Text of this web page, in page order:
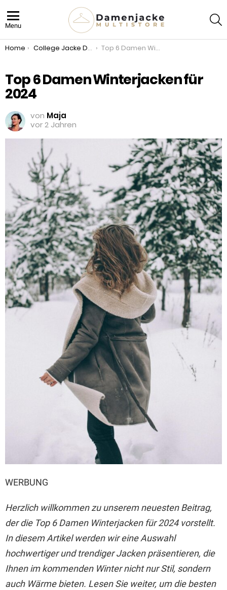
Menu
You are here:
Home College Jacke Damen Top 6 Damen Winterjacken für 2024
Top 6 Damen Winterjacken für
2024
von Maja
vor 2 Jahren
WERBUNG
Herzlich willkommen zu unserem neuesten Beitrag,
der die Top 6 Damen Winterjacken für 2024 vorstellt.
In diesem Artikel werden wir eine Auswahl
hochwertiger und trendiger Jacken präsentieren, die
Ihnen im kommenden Winter nicht nur Stil, sondern
auch Wärme bieten. Lesen Sie weiter, um die besten